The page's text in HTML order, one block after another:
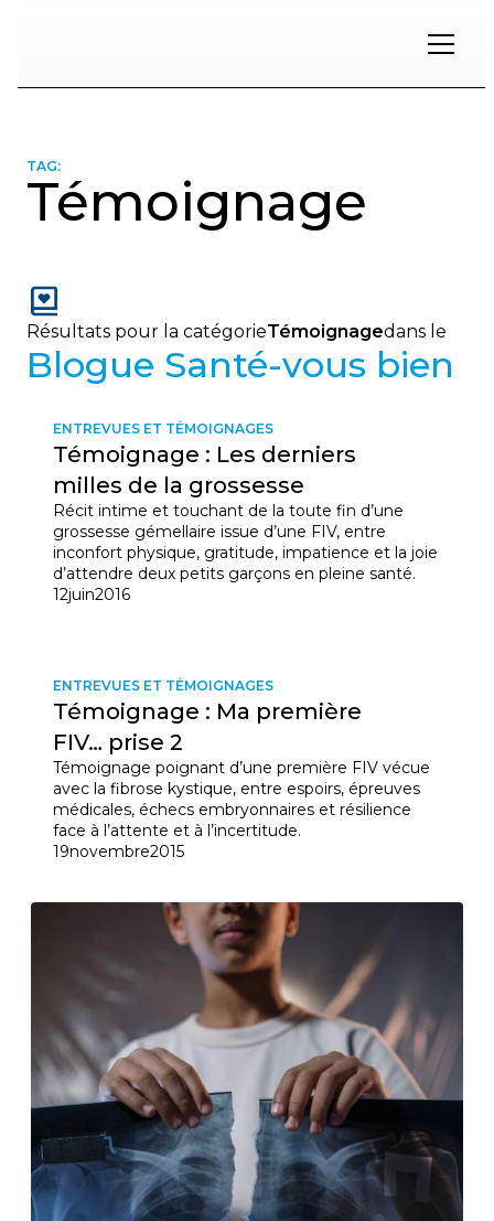
TAG:
Témoignage
Résultats pour la catégorieTémoignagedans le
Blogue Santé-vous bien
ENTREVUES ET TÉMOIGNAGES
Témoignage : Les derniers
milles de la grossesse
Récit intime et touchant de la toute fin d’une
grossesse gémellaire issue d’une FIV, entre
inconfort physique, gratitude, impatience et la joie
d’attendre deux petits garçons en pleine santé.
12juin2016
ENTREVUES ET TÉMOIGNAGES
Témoignage : Ma première
FIV… prise 2
Témoignage poignant d’une première FIV vécue
avec la fibrose kystique, entre espoirs, épreuves
médicales, échecs embryonnaires et résilience
face à l’attente et à l’incertitude.
19novembre2015
Restons
contact
Inscrivez-
vous
infolettre
pour
rester
à
l'affût
Prénom
Courriel
*
*
M'inscrire